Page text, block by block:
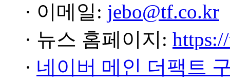
· 이메일: jebo@tf.co.kr
· 뉴스 홈페이지:
· 네이버 메인 더팩트